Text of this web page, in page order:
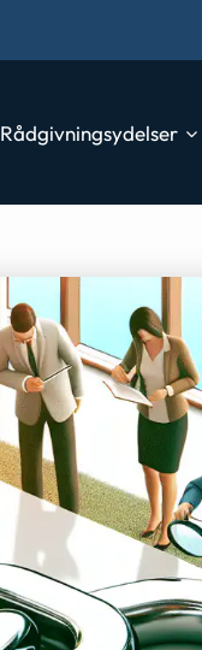
Rådgivningsydelser